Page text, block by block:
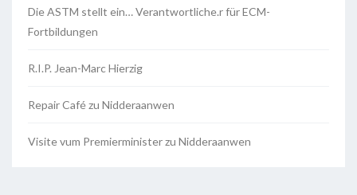
Die ASTM stellt ein… Verantwortliche.r für ECM-
Fortbildungen
R.I.P. Jean-Marc Hierzig
Repair Café zu Nidderaanwen
Visite vum Premierminister zu Nidderaanwen